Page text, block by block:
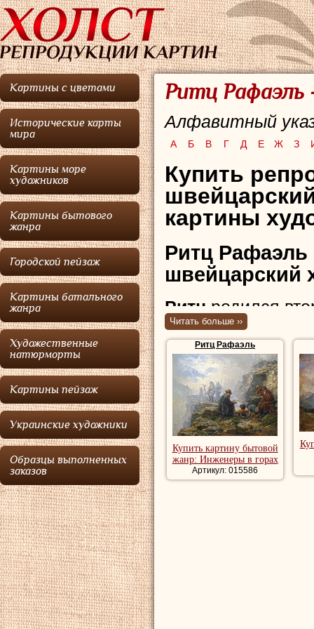
Картины с цветами
Исторические карты
мира
Картины море
художников
Картины бытового
жанра
Городской пейзаж
Картины батального
жанра
Художественные
натюрморты
Картины пейзаж
Украинские художники
Образцы выполненных
заказов
Ритц Рафаэль
Алфавитный
А Б В Г Д Е Ж З
Купить
картины
Ритц Рафаэль
швейцарский
Ритц родился
художника
Жозефины,
выходцем из
западе
Силкенгена".
протяжении
оформление
регионе.
Читать больше ››
Ритц Рафаэль
Купить картину бытовой
жанр: Инженеры в горах
Артикул: 015586